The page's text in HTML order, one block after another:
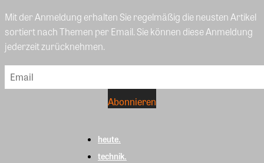
Mit der Anmeldung erhalten Sie regelmäßig die neusten Artikel
sortiert nach Themen per Email. Sie können diese Anmeldung
jederzeit zurücknehmen.
heute.
technik.